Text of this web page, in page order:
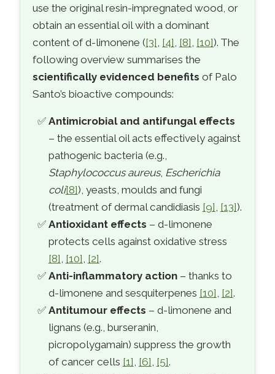
use the original resin-impregnated wood, or
obtain an essential oil with a dominant
content of d-limonene ([3], [4], [8], [10]). The
following overview summarises the
scientifically evidenced benefits of Palo
Santo’s bioactive compounds:
Antimicrobial and antifungal effects
– the essential oil acts effectively against
pathogenic bacteria (e.g.,
Staphylococcus aureus, Escherichia
coli[8]), yeasts, moulds and fungi
(treatment of dermal candidiasis [9], [13]).
Antioxidant effects – d-limonene
protects cells against oxidative stress
[8], [10], [2].
Anti-inflammatory action– thanks to
d-limonene and sesquiterpenes [10], [2].
Antitumour effects – d-limonene and
lignans (e.g., burseranin,
picropolygamain) suppress the growth
of cancer cells [1], [6], [5].